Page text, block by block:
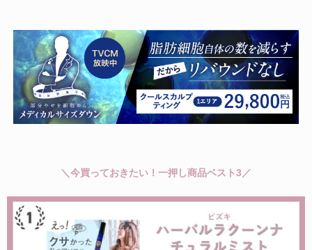
＼今買っておきたい！一押し商品ベスト3／